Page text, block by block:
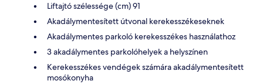
Liftajtó szélessége (cm) 91
Akadálymentesített útvonal kerekesszékeseknek
Akadálymentes parkoló kerekesszékes használathoz
3 akadálymentes parkolóhelyek a helyszínen
Kerekesszékes vendégek számára akadálymentesített
mosókonyha